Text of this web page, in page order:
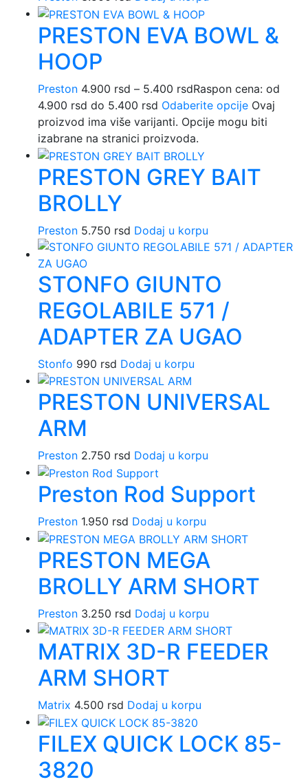
PRESTON EVA BOWL &
HOOP
Preston 4.900 rsd – 5.400 rsdRaspon cena: od
4.900 rsd do 5.400 rsd Odaberite opcije Ovaj
proizvod ima više varijanti. Opcije mogu biti
izabrane na stranici proizvoda.
PRESTON GREY BAIT
BROLLY
Preston 5.750 rsd Dodaj u korpu
STONFO GIUNTO
REGOLABILE 571 /
ADAPTER ZA UGAO
Stonfo 990 rsd Dodaj u korpu
PRESTON UNIVERSAL
ARM
Preston 2.750 rsd Dodaj u korpu
Preston Rod Support
Preston 1.950 rsd Dodaj u korpu
PRESTON MEGA
BROLLY ARM SHORT
Preston 3.250 rsd Dodaj u korpu
MATRIX 3D-R FEEDER
ARM SHORT
Matrix 4.500 rsd Dodaj u korpu
FILEX QUICK LOCK 85-
3820